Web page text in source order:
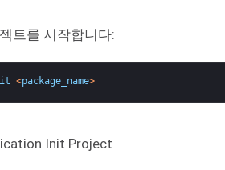
트를 시작합니다:
<package_name>